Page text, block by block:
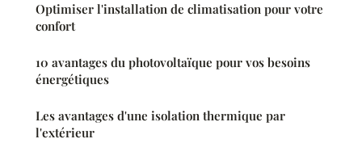
Optimiser l'installation de climatisation pour votre
confort
10 avantages du photovoltaïque pour vos besoins
énergétiques
Les avantages d'une isolation thermique par
l'extérieur